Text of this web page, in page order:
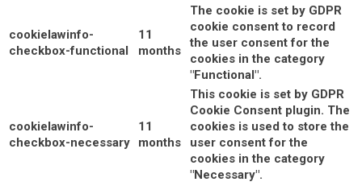
cookielawinfo-
checkbox-functional
11
months
The cookie is set by GDPR
cookie consent to record
the user consent for the
cookies in the category
"Functional".
cookielawinfo-
checkbox-necessary
11
months
This cookie is set by GDPR
Cookie Consent plugin. The
cookies is used to store the
user consent for the
cookies in the category
"Necessary".